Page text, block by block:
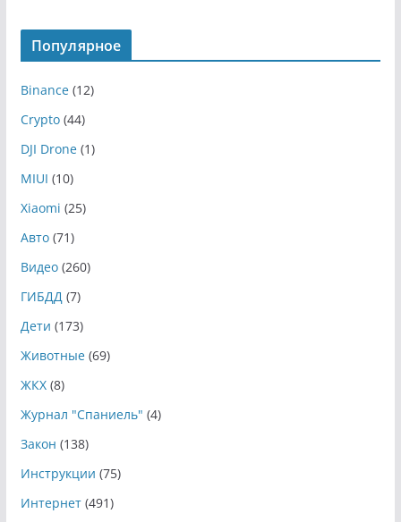
Популярное
Binance(12)
Crypto(44)
DJI Drone(1)
MIUI (10)
Xiaomi (25)
Авто(71)
Видео(260)
ГИБДД(7)
Дети (173)
Животные(69)
ЖКХ(8)
Журнал "Спаниель" (4)
Закон (138)
Инструкции (75)
Интернет(491)